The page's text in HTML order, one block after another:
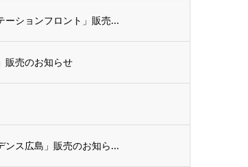
ーションフロント」販売...
販売のお知らせ
ンス広島」販売のお知ら...